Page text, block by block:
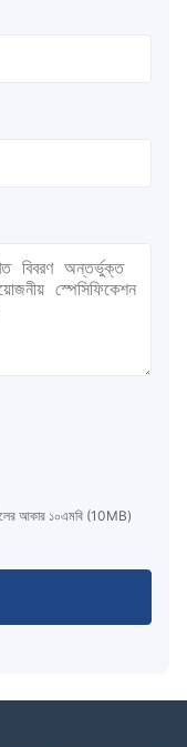
আকার ১০এমবি (10MB)